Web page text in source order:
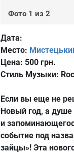
Фото 1 из 2
Дата:
Место:
Цена: 500 грн.
Стиль Музыки:
Если вы еще не
Новый год, а душе
и
событие под
зайцы»! Эта